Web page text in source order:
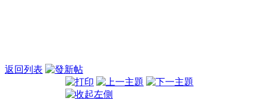
返回列表